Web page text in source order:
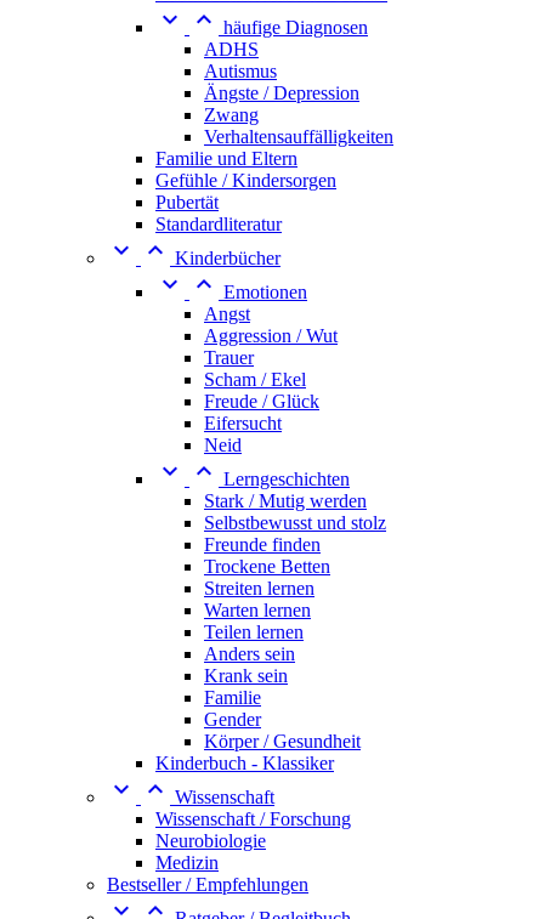
  häufige Diagnosen
ADHS
Autismus
Ängste / Depression
Zwang
Verhaltensauffälligkeiten
Familie und Eltern
Gefühle / Kindersorgen
Pubertät
Standardliteratur
  Kinderbücher
  Emotionen
Angst
Aggression / Wut
Trauer
Scham / Ekel
Freude / Glück
Eifersucht
Neid
  Lerngeschichten
Stark / Mutig werden
Selbstbewusst und stolz
Freunde finden
Trockene Betten
Streiten lernen
Warten lernen
Teilen lernen
Anders sein
Krank sein
Familie
Gender
Körper / Gesundheit
Kinderbuch - Klassiker
  Wissenschaft
Wissenschaft / Forschung
Neurobiologie
Medizin
Bestseller / Empfehlungen
 